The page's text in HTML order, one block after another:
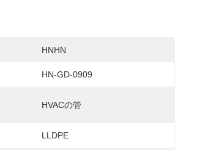
HNHN
HN-GD-0909
HVACの管
LLDPE